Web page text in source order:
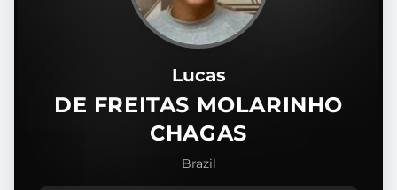
Lucas
DE FREITAS MOLARINHO
CHAGAS
Brazil